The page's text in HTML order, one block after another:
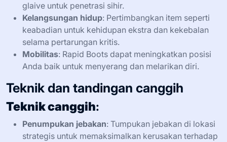
glaive untuk penetrasi sihir.
Kelangsungan hidup: Pertimbangkan item seperti
keabadian untuk kehidupan ekstra dan kekebalan
selama pertarungan kritis.
Mobilitas: Rapid Boots dapat meningkatkan posisi
Anda baik untuk menyerang dan melarikan diri.
Teknik dan tandingan canggih
Teknik canggih:
Penumpukan jebakan: Tumpukan jebakan di lokasi
strategis untuk memaksimalkan kerusakan terhadap